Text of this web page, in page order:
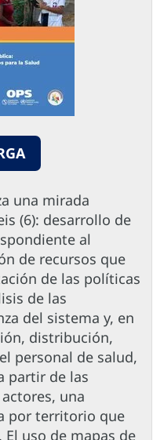
una mirada
(6): desarrollo de
al
de recursos que
de las políticas
de las
del sistema y, en
distribución,
personal de salud,
partir de las
una
por territorio que
uso de mapas de